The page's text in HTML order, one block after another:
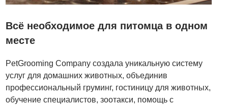
Всё необходимое для питомца в одном
месте
PetGrooming Company создала уникальную систему
услуг для домашних животных, объединив
профессиональный груминг, гостиницу для животных,
обучение специалистов, зоотакси, помощь с